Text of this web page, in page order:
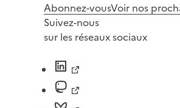
Abonnez-vousVoir nos
Suivez-nous
sur les réseaux sociaux